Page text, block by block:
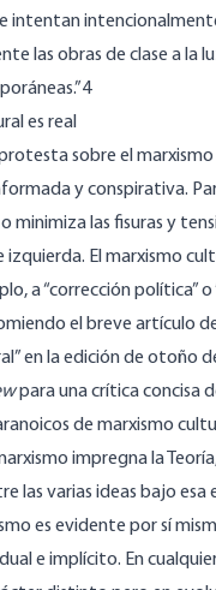
intentan
las obras de clase a la
es real
sobre el marxismo
y conspirativa.
minimiza las fisuras y
izquierda. El marxismo
a “corrección política”
el breve artículo
en la edición de otoño
para una crítica concisa
de marxismo
impregna la
las varias ideas bajo esa
es evidente por sí
e implícito. En